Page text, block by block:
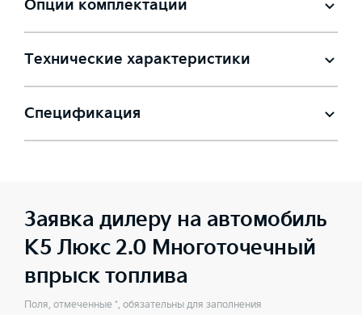
Опции комплектации
Технические характеристики
Спецификация
Заявка дилеру на автомобиль
K5 Люкс 2.0 Многоточечный
впрыск топлива
Поля, отмеченные *, обязательны для заполнения